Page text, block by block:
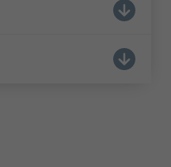
éligible au CPF :